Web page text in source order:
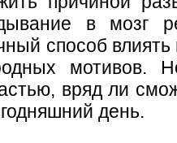
в мозг
способ влиять
мотивов.
вряд ли
день.